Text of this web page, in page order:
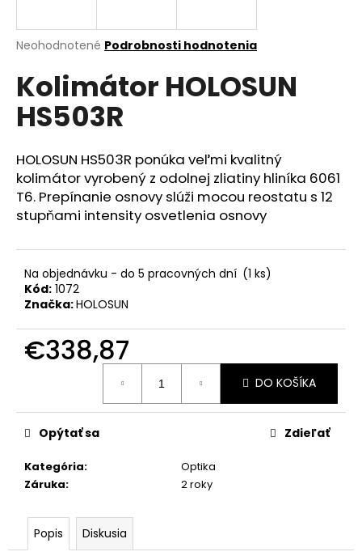
Priemerné
produktu
je
0,0
hviezdičiek.
Neohodnotené Podrobnosti hodnotenia
Kolimátor HOLOSUN
HS503R
HOLOSUN HS503R ponúka veľmi kvalitný
kolimátor vyrobený z odolnej zliatiny hliníka 6061
T6. Prepínanie osnovy slúži mocou reostatu s 12
stupňami intensity osvetlenia osnovy
Na objednávku - do 5 pracovných dní (1 ks)
Kód: 1072
Značka:HOLOSUN
€338,87
DO KOŠÍKA
Kategória:
Optika
Záruka: 2 roky
Opýtať sa Zdieľať
Popis Diskusia
j
ť
?
HĽADAŤ
d
p
o
r
ú
e
STREAMLIGHT
PROTAC
2AAA
LM
€61,29